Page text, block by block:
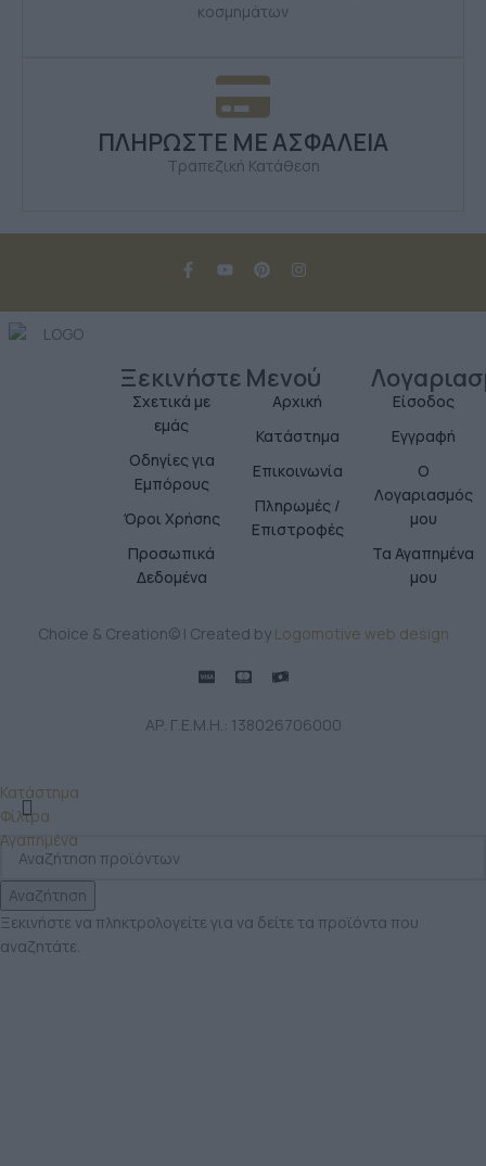
κοσμημάτων
ΠΛΗΡΩΣΤΕ ΜΕ ΑΣΦΑΛΕΙΑ
Τραπεζική Κατάθεση
Ξεκινήστε
Σχετικά με
εμάς
Οδηγίες για
Εμπόρους
Όροι Χρήσης
Προσωπικά
Δεδομένα
Μενού
Αρχική
Κατάστημα
Επικοινωνία
Πληρωμές /
Επιστροφές
Είσοδος
Εγγραφή
Ο
Λογαριασμός
μου
Τα Αγαπημένα
μου
Choice & Creation© | Created by Logomotive web design
ΑΡ. Γ.Ε.Μ.Η.: 138026706000
Αναζήτηση
Ξεκινήστε να πληκτρολογείτε για να δείτε τα προϊόντα που
αναζητάτε.
Κατάστημα
Φίλτρα
Αγαπημένα